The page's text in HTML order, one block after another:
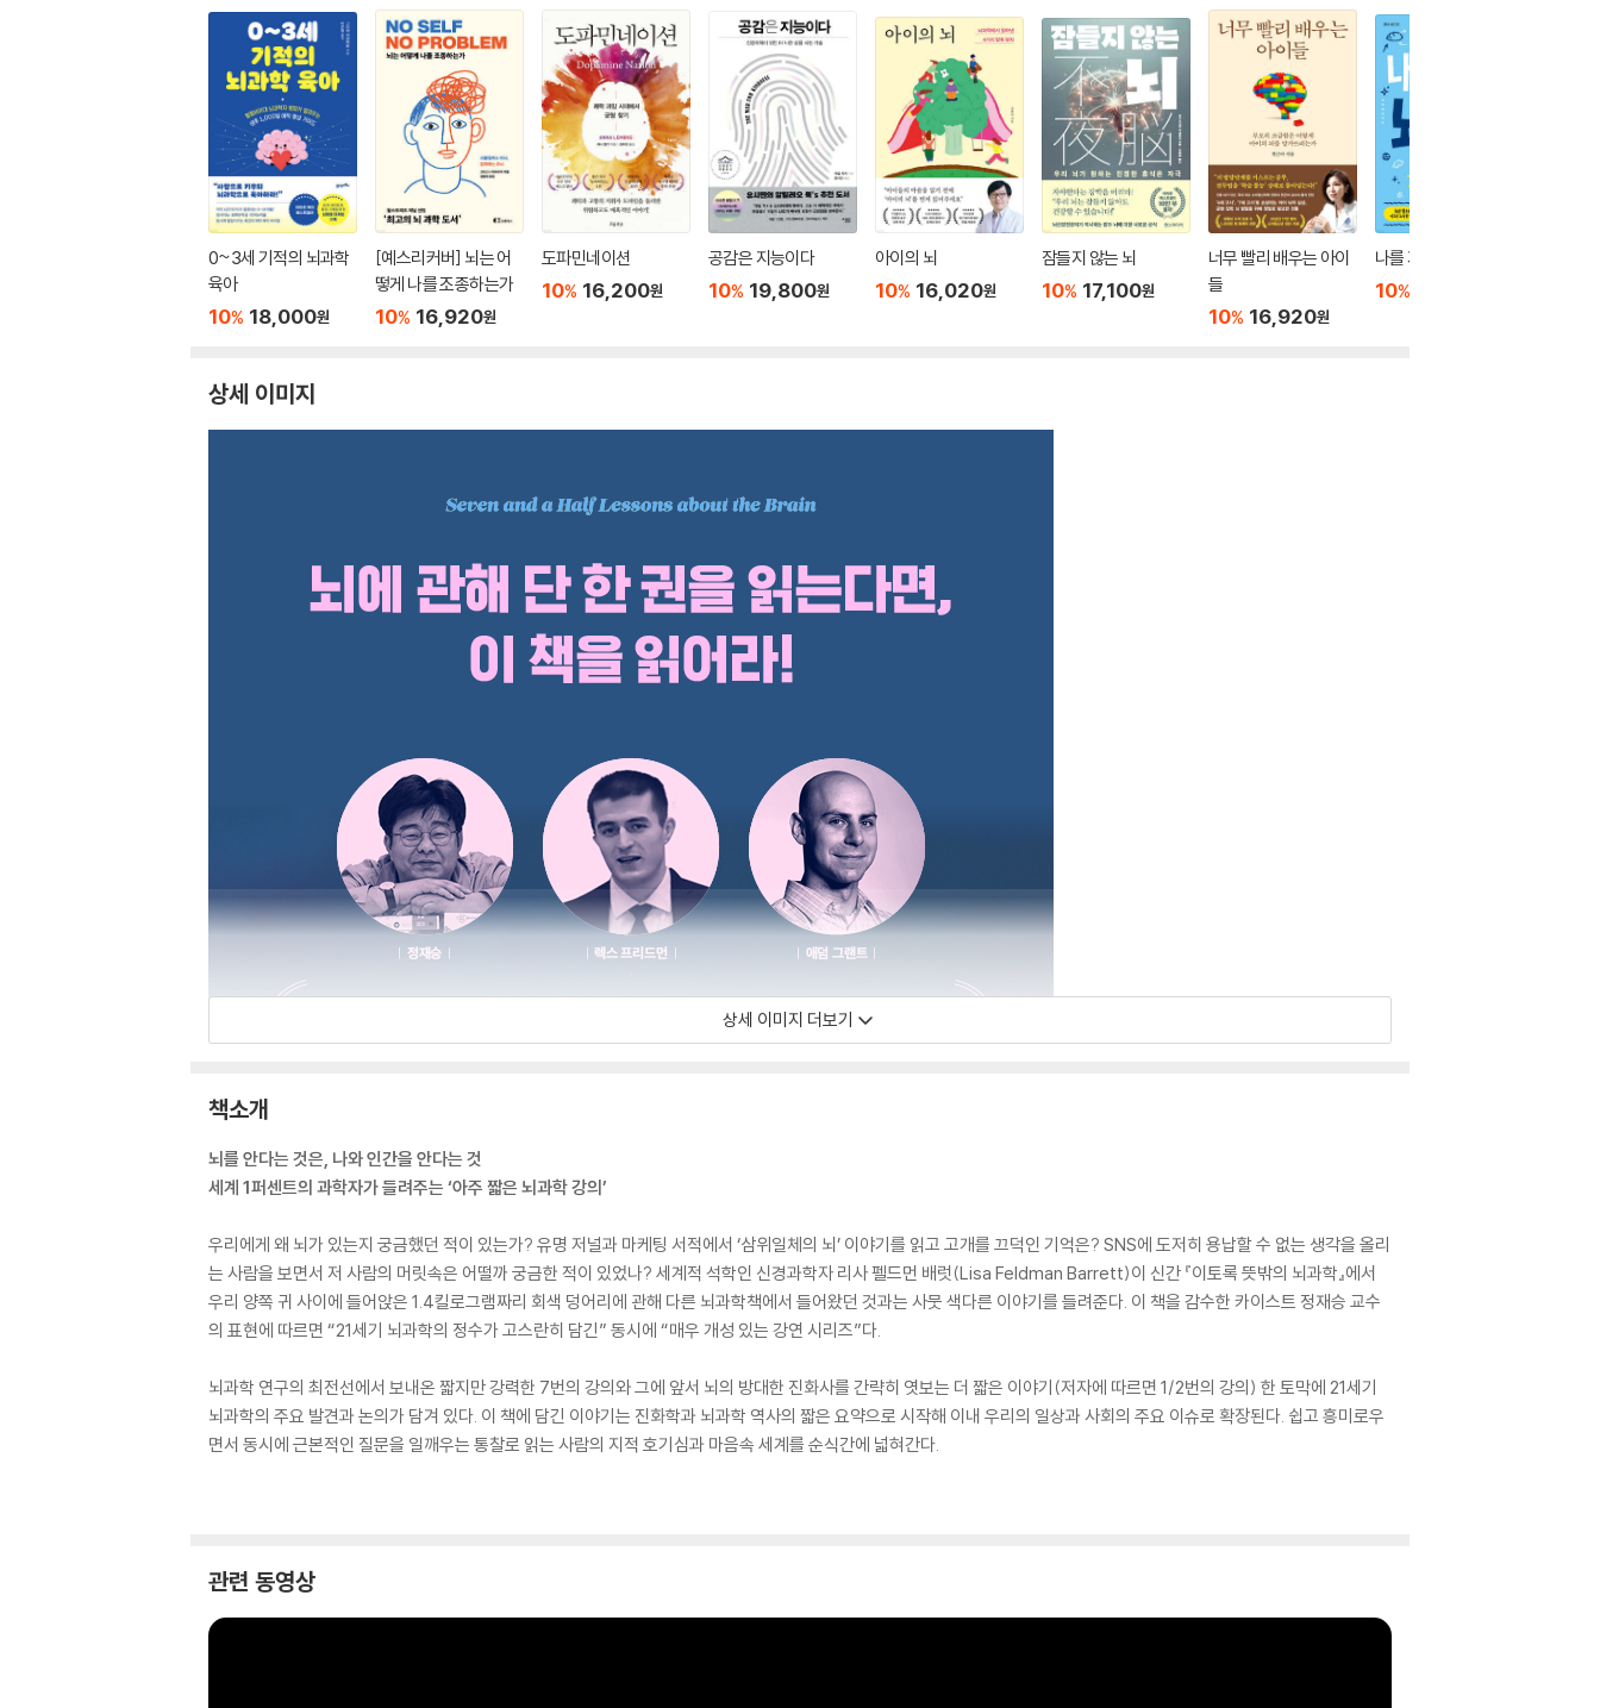
0~3세 기적의 뇌과학
육아
10% 18,000원
[예스리커버] 뇌는 어
떻게 나를 조종하는가
10% 16,920원
도파민네이션
10% 16,200원
공감은 지능이다
10% 19,800원
아이의 뇌
10% 16,020원
잠들지 않는 뇌
10% 17,100원
너무 빨리 배우는 아이
들
10% 16,920원
나를 지키는 뇌과학
10%
상세 이미지
상세 이미지 더보기
책소개
뇌를 안다는 것은, 나와 인간을 안다는 것
세계 1퍼센트의 과학자가 들려주는 ‘아주 짧은 뇌과학 강의’
우리에게 왜 뇌가 있는지 궁금했던 적이 있는가? 유명 저널과 마케팅 서적에서 ‘삼위일체의 뇌’ 이야기를 읽고 고개를 끄덕인 기억은? SNS에 도저히 용납할 수 없는 생각을 올리
는 사람을 보면서 저 사람의 머릿속은 어떨까 궁금한 적이 있었나? 세계적 석학인 신경과학자 리사 펠드먼 배럿(Lisa Feldman Barrett)이 신간 『이토록 뜻밖의 뇌과학』에서
우리 양쪽 귀 사이에 들어앉은 1.4킬로그램짜리 회색 덩어리에 관해 다른 뇌과학책에서 들어왔던 것과는 사뭇 색다른 이야기를 들려준다. 이 책을 감수한 카이스트 정재승 교수
의 표현에 따르면 “21세기 뇌과학의 정수가 고스란히 담긴” 동시에 “매우 개성 있는 강연 시리즈”다.
뇌과학 연구의 최전선에서 보내온 짧지만 강력한 7번의 강의와 그에 앞서 뇌의 방대한 진화사를 간략히 엿보는 더 짧은 이야기(저자에 따르면 1/2번의 강의) 한 토막에 21세기
뇌과학의 주요 발견과 논의가 담겨 있다. 이 책에 담긴 이야기는 진화학과 뇌과학 역사의 짧은 요약으로 시작해 이내 우리의 일상과 사회의 주요 이슈로 확장된다. 쉽고 흥미로우
면서 동시에 근본적인 질문을 일깨우는 통찰로 읽는 사람의 지적 호기심과 마음속 세계를 순식간에 넓혀간다.
관련 동영상